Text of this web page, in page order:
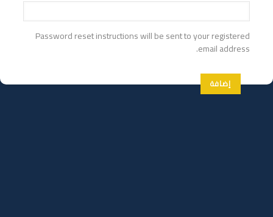
Password reset instructions will be sent to your registered
email address.